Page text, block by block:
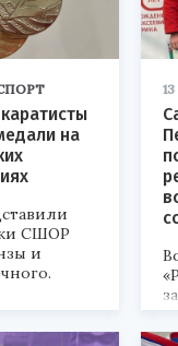
на
СШОР
и